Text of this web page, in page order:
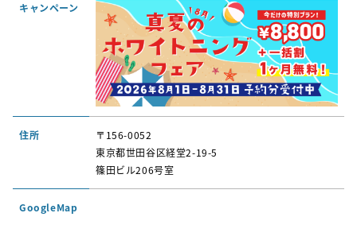
キャンペーン
住所
〒156-0052
東京都世田谷区経堂2-19-5
篠田ビル206号室
GoogleMap